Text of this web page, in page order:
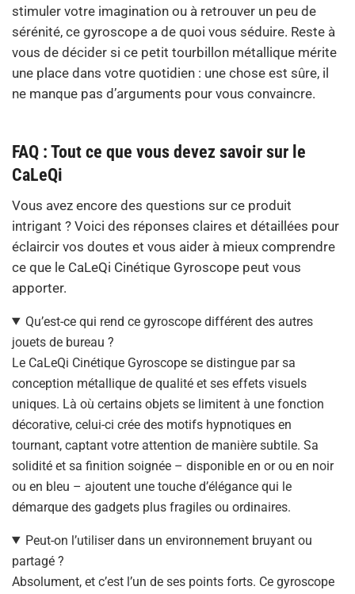
stimuler votre imagination ou à retrouver un peu de
sérénité, ce gyroscope a de quoi vous séduire. Reste à
vous de décider si ce petit tourbillon métallique mérite
une place dans votre quotidien : une chose est sûre, il
ne manque pas d’arguments pour vous convaincre.
FAQ : Tout ce que vous devez savoir sur le
CaLeQi
Vous avez encore des questions sur ce produit
intrigant ? Voici des réponses claires et détaillées pour
éclaircir vos doutes et vous aider à mieux comprendre
ce que le CaLeQi Cinétique Gyroscope peut vous
apporter.
Qu’est-ce qui rend ce gyroscope différent des autres
jouets de bureau ?
Le CaLeQi Cinétique Gyroscope se distingue par sa
conception métallique de qualité et ses effets visuels
uniques. Là où certains objets se limitent à une fonction
décorative, celui-ci crée des motifs hypnotiques en
tournant, captant votre attention de manière subtile. Sa
solidité et sa finition soignée – disponible en or ou en noir
ou en bleu – ajoutent une touche d’élégance qui le
démarque des gadgets plus fragiles ou ordinaires.
Peut-on l’utiliser dans un environnement bruyant ou
partagé ?
Absolument, et c’est l’un de ses points forts. Ce gyroscope